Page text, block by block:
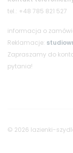
tel.: +48 785 821 527
informacja o
Reklamacje:
Zapraszamy do
pytania!
© 2026 lazienki-